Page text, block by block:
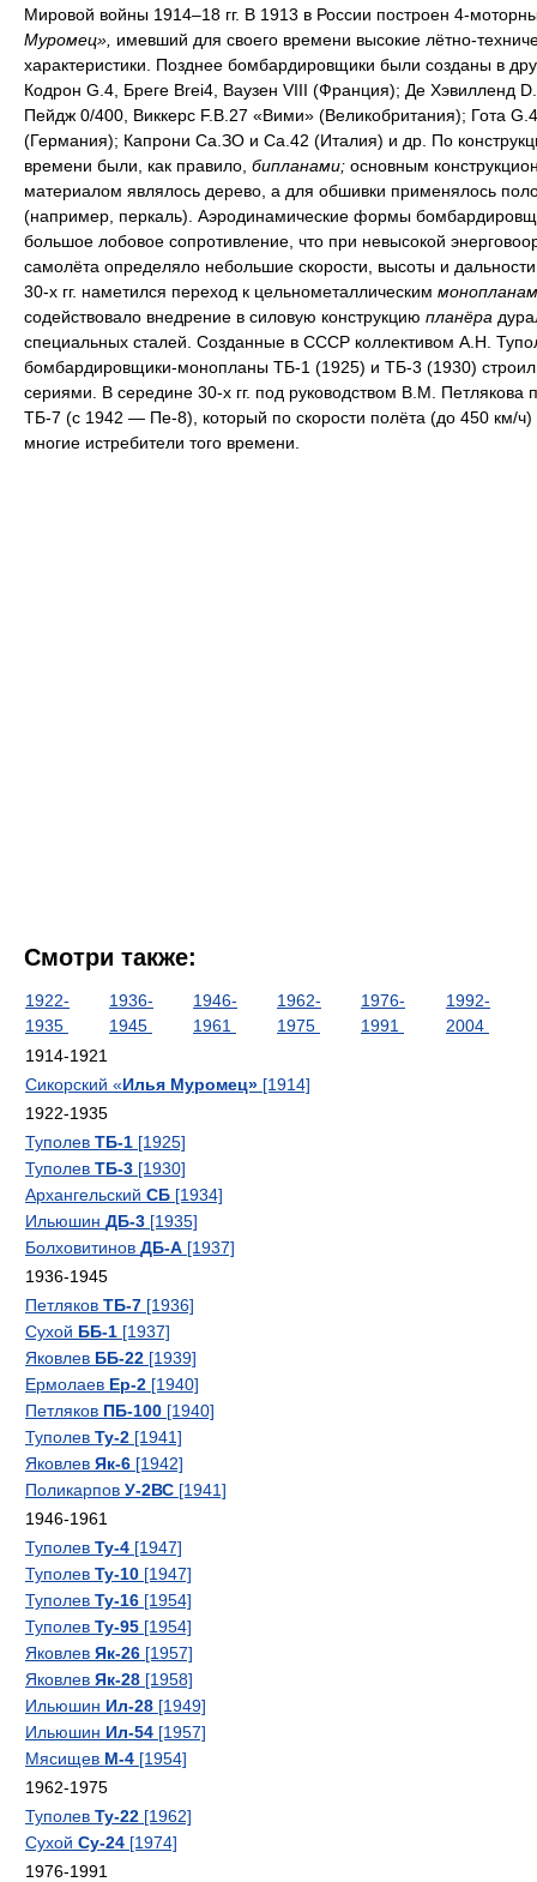
Мировой войны 1914–18 гг. В 1913 в России построен 4-
Муромец», имевший для своего времени высокие лётно-
характеристики. Позднее бомбардировщики были созданы в
Кодрон G.4, Бреге Brei4, Ваузен VIII (Франция); Де Хэвилленд
Пейдж 0/400, Виккерс F.B.27 «Вими» (Великобритания); Гота
(Германия); Капрони Са.ЗО и Са.42 (Италия) и др. По
времени были, как правило, бипланами; основным
материалом являлось дерево, а для обшивки применялось
(например, перкаль). Аэродинамические формы
большое лобовое сопротивление, что при невысокой
самолёта определяло небольшие скорости, высоты и
30-х гг. наметился переход к цельнометаллическим
содействовало внедрение в силовую конструкцию планёра
специальных сталей. Созданные в СССР коллективом А.Н.
бомбардировщики-монопланы ТБ-1 (1925) и ТБ-3 (1930)
сериями. В середине 30-х гг. под руководством В.М. Петлякова
ТБ-7 (с 1942 — Пе-8), который по скорости полёта (до 450 км/ч)
многие истребители того времени.
Смотри также:
1922-
1935
1936-
1945
1946-
1961
1962-
1975
1976-
1991
1992-
2004
1914-1921
Сикорский «Илья Муромец» [1914]
1922-1935
Туполев ТБ-1 [1925]
Туполев ТБ-3 [1930]
Архангельский СБ [1934]
Ильюшин ДБ-3 [1935]
Болховитинов ДБ-А [1937]
1936-1945
Петляков ТБ-7 [1936]
Сухой ББ-1 [1937]
Яковлев ББ-22 [1939]
Ермолаев Ер-2 [1940]
Петляков ПБ-100 [1940]
Туполев Ту-2 [1941]
Яковлев Як-6 [1942]
Поликарпов У-2ВС [1941]
1946-1961
Туполев Ту-4 [1947]
Туполев Ту-10 [1947]
Туполев Ту-16 [1954]
Туполев Ту-95 [1954]
Яковлев Як-26 [1957]
Яковлев Як-28 [1958]
Ильюшин Ил-28 [1949]
Ильюшин Ил-54 [1957]
Мясищев М-4 [1954]
1962-1975
Туполев Ту-22 [1962]
Сухой Су-24 [1974]
1976-1991